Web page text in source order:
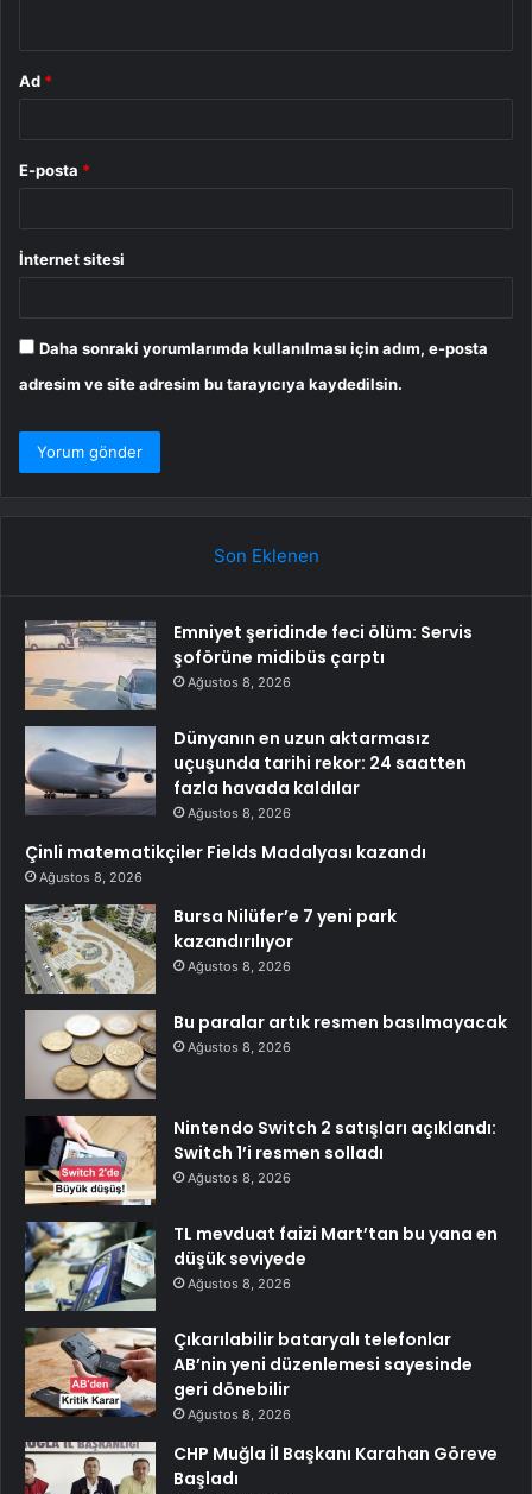
Ad *
E-posta *
İnternet sitesi
Daha sonraki yorumlarımda kullanılması için adım, e-posta
adresim ve site adresim bu tarayıcıya kaydedilsin.
Son Eklenen
Emniyet şeridinde feci ölüm: Servis
şoförüne midibüs çarptı
Ağustos 8, 2026
Dünyanın en uzun aktarmasız
uçuşunda tarihi rekor: 24 saatten
fazla havada kaldılar
Ağustos 8, 2026
Çinli matematikçiler Fields Madalyası kazandı
Ağustos 8, 2026
Bursa Nilüfer’e 7 yeni park
kazandırılıyor
Ağustos 8, 2026
Bu paralar artık resmen basılmayacak
Ağustos 8, 2026
Nintendo Switch 2 satışları açıklandı:
Switch 1’i resmen solladı
Ağustos 8, 2026
TL mevduat faizi Mart’tan bu yana en
düşük seviyede
Ağustos 8, 2026
Çıkarılabilir bataryalı telefonlar
AB’nin yeni düzenlemesi sayesinde
geri dönebilir
Ağustos 8, 2026
CHP Muğla İl Başkanı Karahan Göreve
Başladı